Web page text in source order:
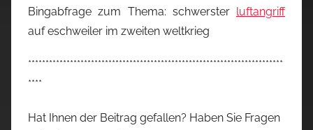
Bingabfrage zum Thema: schwerster luftangriff
auf eschweiler im zweiten weltkrieg
*************************************************************************
****
Hat Ihnen der Beitrag gefallen? Haben Sie Fragen